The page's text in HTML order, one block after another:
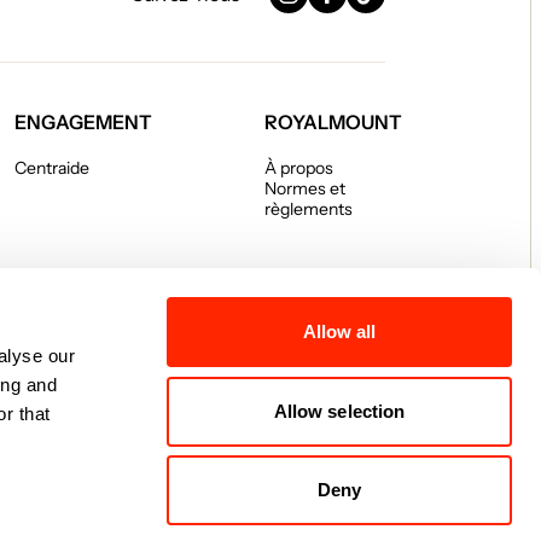
our
and
that
Allow all
Allow selection
Deny
Instagram
Facebook
TikTok
ENGAGEMENT
Centraide
ROYALMOUNT
À propos
Normes et
règlements
© 2026 Royalmount